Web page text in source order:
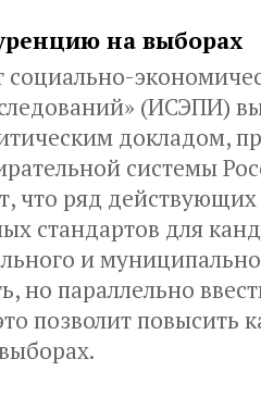
на выборах
социально-
(ИСЭПИ)
докладом,
системы
что ряд действующих
стандартов для
и
но параллельно
позволит повысить